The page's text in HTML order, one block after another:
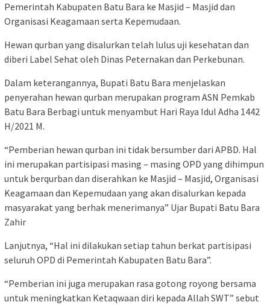
Pemerintah Kabupaten Batu Bara ke Masjid – Masjid dan
Organisasi Keagamaan serta Kepemudaan.
Hewan qurban yang disalurkan telah lulus uji kesehatan dan
diberi Label Sehat oleh Dinas Peternakan dan Perkebunan.
Dalam keterangannya, Bupati Batu Bara menjelaskan
penyerahan hewan qurban merupakan program ASN Pemkab
Batu Bara Berbagi untuk menyambut Hari Raya Idul Adha 1442
H/2021 M.
“Pemberian hewan qurban ini tidak bersumber dari APBD. Hal
ini merupakan partisipasi masing – masing OPD yang dihimpun
untuk berqurban dan diserahkan ke Masjid – Masjid, Organisasi
Keagamaan dan Kepemudaan yang akan disalurkan kepada
masyarakat yang berhak menerimanya” Ujar Bupati Batu Bara
Zahir
Lanjutnya, “Hal ini dilakukan setiap tahun berkat partisipasi
seluruh OPD di Pemerintah Kabupaten Batu Bara”.
“Pemberian ini juga merupakan rasa gotong royong bersama
untuk meningkatkan Ketaqwaan diri kepada Allah SWT” sebut